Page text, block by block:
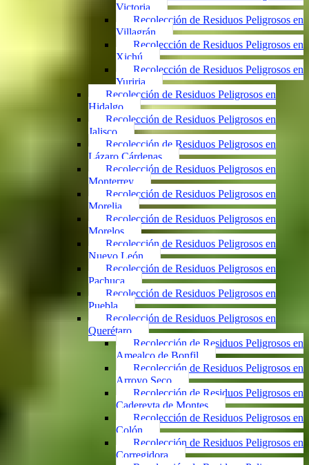
Victoria
Recolección de Residuos Peligrosos en
Villagrán
Recolección de Residuos Peligrosos en
Xichú
Recolección de Residuos Peligrosos en
Yuriria
Recolección de Residuos Peligrosos en
Hidalgo
Recolección de Residuos Peligrosos en
Jalisco
Recolección de Residuos Peligrosos en
Lázaro Cárdenas
Recolección de Residuos Peligrosos en
Monterrey
Recolección de Residuos Peligrosos en
Morelia
Recolección de Residuos Peligrosos en
Morelos
Recolección de Residuos Peligrosos en
Nuevo León
Recolección de Residuos Peligrosos en
Pachuca
Recolección de Residuos Peligrosos en
Puebla
Recolección de Residuos Peligrosos en
Querétaro
Recolección de Residuos Peligrosos en
Amealco de Bonfil
Recolección de Residuos Peligrosos en
Arroyo Seco
Recolección de Residuos Peligrosos en
Cadereyta de Montes
Recolección de Residuos Peligrosos en
Colón
Recolección de Residuos Peligrosos en
Corregidora